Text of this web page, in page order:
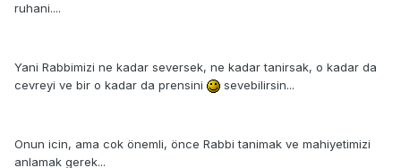
ruhani....
Yani Rabbimizi ne kadar seversek, ne kadar tanirsak, o kadar da
cevreyi ve bir o kadar da prensini
sevebilirsin...
Onun icin, ama cok önemli, önce Rabbi tanimak ve mahiyetimizi
anlamak gerek...